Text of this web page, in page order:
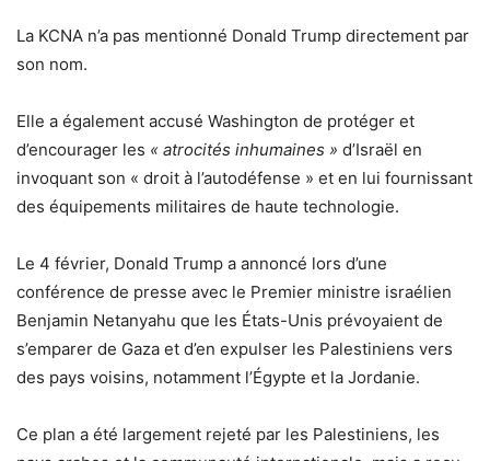
La KCNA n’a pas mentionné Donald Trump directement par
son nom.
Elle a également accusé Washington de protéger et
d’encourager les « atrocités inhumaines » d’Israël en
invoquant son « droit à l’autodéfense » et en lui fournissant
des équipements militaires de haute technologie.
Le 4 février, Donald Trump a annoncé lors d’une
conférence de presse avec le Premier ministre israélien
Benjamin Netanyahu que les États-Unis prévoyaient de
s’emparer de Gaza et d’en expulser les Palestiniens vers
des pays voisins, notamment l’Égypte et la Jordanie.
Ce plan a été largement rejeté par les Palestiniens, les